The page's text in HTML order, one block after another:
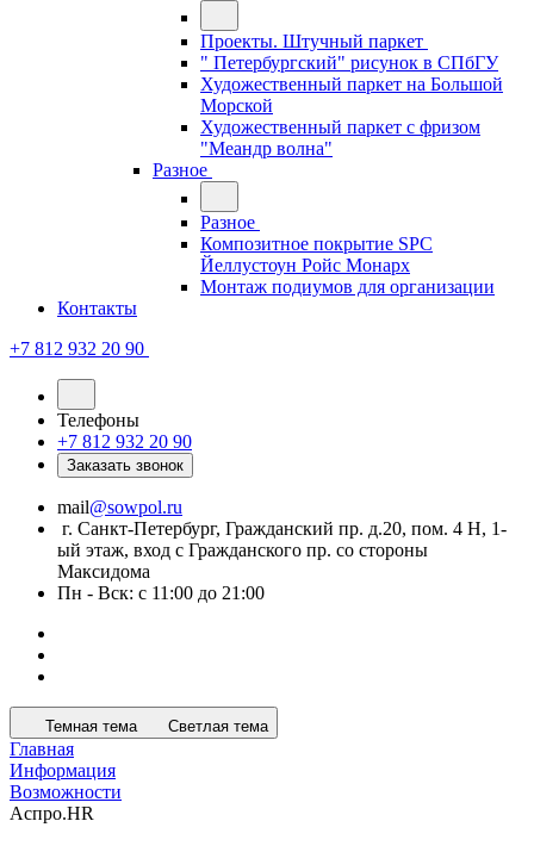
Проекты. Штучный паркет
" Петербургский" рисунок в СПбГУ
Художественный паркет на Большой
Морской
Художественный паркет с фризом
"Меандр волна"
Разное
Разное
Композитное покрытие SPC
Йеллустоун Ройс Монарх
Монтаж подиумов для организации
Контакты
+7 812 932 20 90
Телефоны
+7 812 932 20 90
Заказать звонок
mail@sowpol.ru
г. Санкт-Петербург, Гражданский пр. д.20, пом. 4 Н, 1-
ый этаж, вход с Гражданского пр. со стороны
Максидома
Пн - Вск: с 11:00 до 21:00
Темная тема Светлая тема
Главная
Информация
Возможности
Аспро.HR